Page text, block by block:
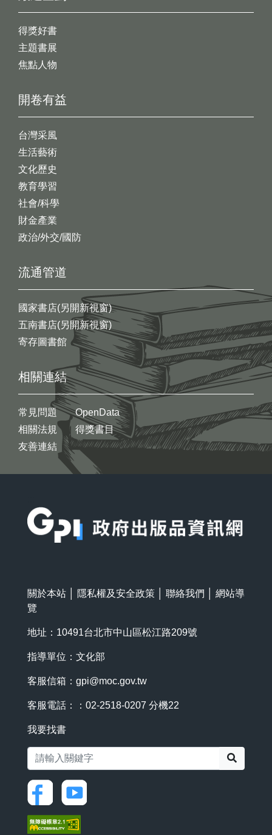
開卷有益
台灣采風
生活藝術
文化歷史
教育學習
社會/科學
財金產業
政治/外交/國防
得獎好書
主題書展
焦點人物
流通管道
國家書店(另開新視窗)
五南書店(另開新視窗)
寄存圖書館
相關連結
常見問題
相關法規
友善連結
OpenData
得獎書目
關於本站 隱私權及安全政策 聯絡我們
網站導
覽
地址：10491台北市中山區松江路209號
指導單位：文化部
客服信箱： gpi@moc.gov.tw
客服電話：：02-2518-0207 分機22
我要找書